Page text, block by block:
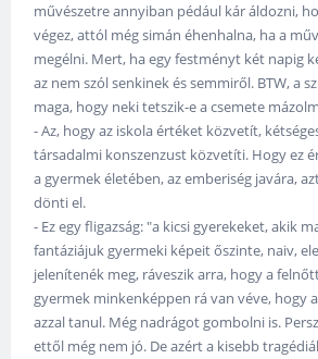
művészetre annyiban pédául kár áldozni,
végez, attól még simán éhenhalna, ha a
megélni. Mert, ha egy festményt két napig
az nem szól senkinek és semmiről. BTW, a
maga, hogy neki tetszik-e a csemete
- Az, hogy az iskola értéket közvetít,
társadalmi konszenzust közvetíti. Hogy ez
a gyermek életében, az emberiség javára,
dönti el.
- Ez egy fligazság: "a kicsi gyerekeket, akik
fantáziájuk gyermeki képeit őszinte, naiv,
jelenítenék meg, ráveszik arra, hogy a
gyermek minkenképpen rá van véve, hogy
azzal tanul. Még nadrágot gombolni is.
ettől még nem jó. De azért a kisebb